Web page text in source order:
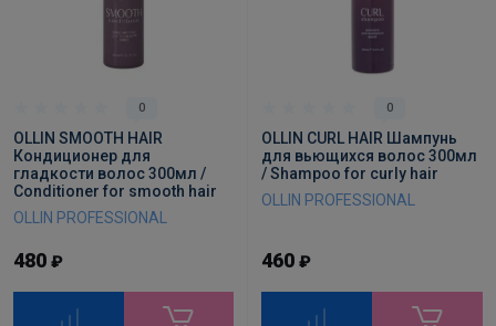
0
OLLIN SMOOTH HAIR
Кондиционер для
гладкости волос 300мл /
Conditioner for smooth hair
OLLIN PROFESSIONAL
480 ₽
0
OLLIN CURL HAIR Шампунь
для вьющихся волос 300мл
/ Shampoo for curly hair
OLLIN PROFESSIONAL
460 ₽